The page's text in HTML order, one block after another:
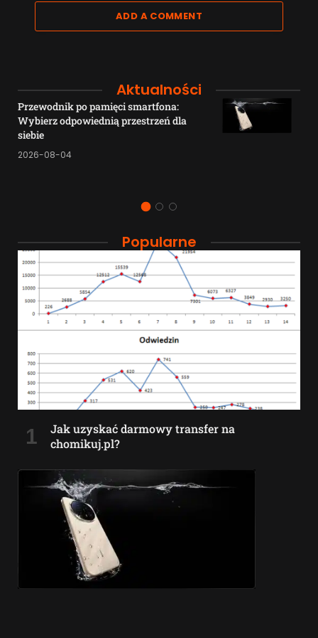
ADD A COMMENT
Aktualności
Przewodnik po pamięci smartfona:
Wybierz odpowiednią przestrzeń dla
siebie
2026-08-04
Popularne
Jak uzyskać darmowy transfer na
chomikuj.pl?